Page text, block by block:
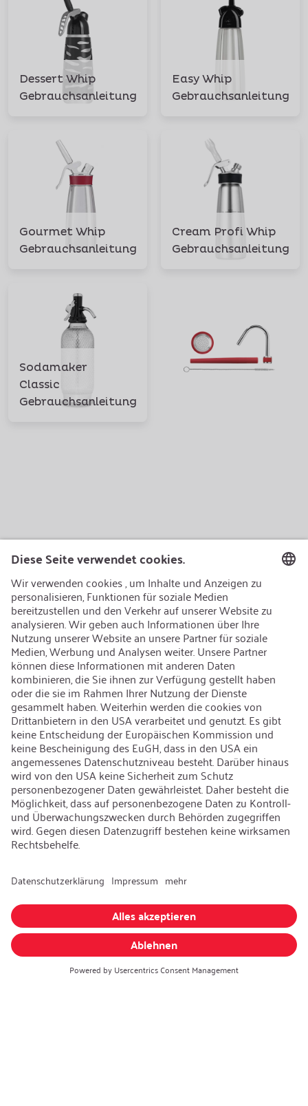
Dessert Whip
Gebrauchsanleitung
Easy Whip
Gebrauchsanleitung
Gourmet Whip
Gebrauchsanleitung
Cream Profi Whip
Gebrauchsanleitung
Sodamaker
Classic
Gebrauchsanleitung
AEB/CoC
Nachhaltigkeit
Recycling
Nachhaltigkeit
Karriere
Offene Jobs
iSi Group
Produktkatalog
Garantieerweiterung
Unternehmenspolitik
Hinweisgebersystem